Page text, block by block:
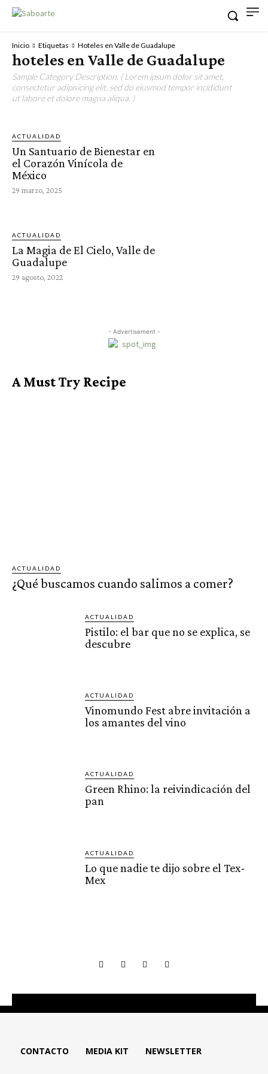
Inicio Etiquetas Hoteles en Valle de Guadalupe
hoteles en Valle de Guadalupe
Sample Category Description. ( Lorem ipsum dolor sit amet,
consectetur adipisicing elit, sed do eiusmod tempor incididunt
ut labore et dolore magna aliqua. )
ACTUALIDAD
Un Santuario de Bienestar en
el Corazón Vinícola de
México
29 marzo, 2025
ACTUALIDAD
La Magia de El Cielo, Valle de
Guadalupe
29 agosto, 2022
- Advertisement -
A Must Try Recipe
ACTUALIDAD
¿Qué buscamos cuando salimos a comer?
ACTUALIDAD
Pistilo: el bar que no se explica, se
descubre
ACTUALIDAD
Vinomundo Fest abre invitación a
los amantes del vino
ACTUALIDAD
Green Rhino: la reivindicación del
pan
ACTUALIDAD
Lo que nadie te dijo sobre el Tex-
Mex
CONTACTO MEDIA KIT NEWSLETTER